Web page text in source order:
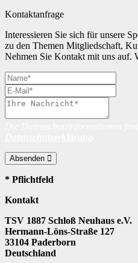
Kontaktanfrage
Interessieren Sie sich für unsere
zu den Themen Mitgliedschaft,
Nehmen Sie Kontakt mit uns auf.
Absenden
* Pflichtfeld
Kontakt
TSV 1887 Schloß Neuhaus e.V.
Hermann-Löns-Straße 127
33104 Paderborn
Deutschland